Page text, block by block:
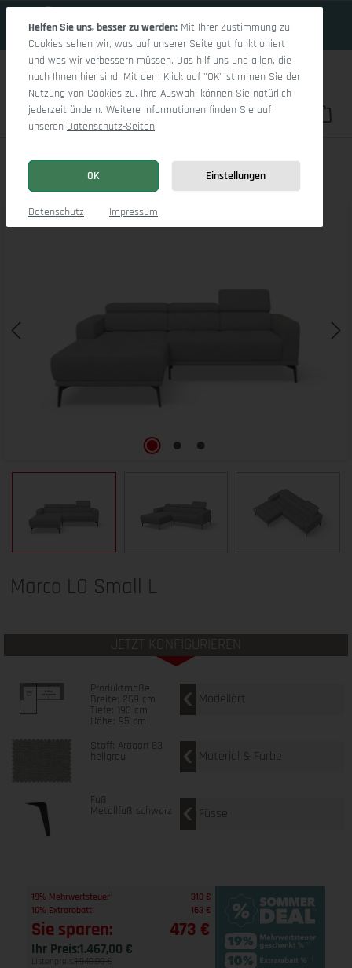
Du hast 0
Marco LO Small L
Bildergalerie überspringen
Marco LO Small L
JETZT KONFIGURIEREN
Produktmaße
Breite: 269 cm
Tiefe: 193 cm
Höhe: 95 cm
Modellart
Stoff: Aragon 83
hellgrau Material & Farbe
Fuß
Metallfuß schwarz Füsse
19% Mehrwertsteuer
310 €
10% Extrarabatt
163 €
Sie sparen: 473 €
Ihr Preis:1.467,00 €
Listenpreis: 1.940,00 €
Helfen Sie uns, besser zu werden: Mit Ihrer Zustimmung zu
Cookies sehen wir, was auf unserer Seite gut funktioniert
und was wir verbessern müssen. Das hilf uns und allen, die
nach Ihnen hier sind. Mit dem Klick auf "OK" stimmen Sie der
Nutzung von Cookies zu. Ihre Auswahl können Sie natürlich
jederzeit ändern. Weitere Informationen finden Sie auf
unseren Datenschutz-Seiten.
OK Einstellungen
Datenschutz Impressum